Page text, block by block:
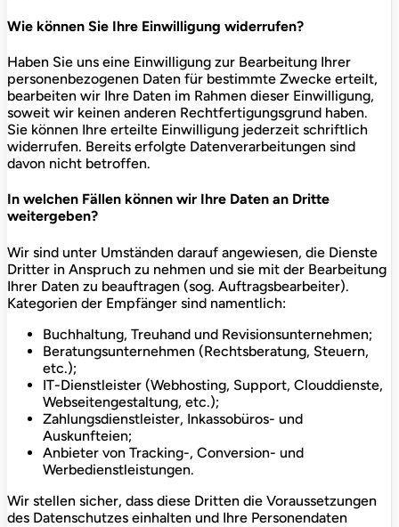
Wie können Sie Ihre Einwilligung widerrufen?
Haben Sie uns eine Einwilligung zur Bearbeitung Ihrer
personenbezogenen Daten für bestimmte Zwecke erteilt,
bearbeiten wir Ihre Daten im Rahmen dieser Einwilligung,
soweit wir keinen anderen Rechtfertigungsgrund haben.
Sie können Ihre erteilte Einwilligung jederzeit schriftlich
widerrufen. Bereits erfolgte Datenverarbeitungen sind
davon nicht betroffen.
In welchen Fällen können wir Ihre Daten an Dritte
weitergeben?
Wir sind unter Umständen darauf angewiesen, die Dienste
Dritter in Anspruch zu nehmen und sie mit der Bearbeitung
Ihrer Daten zu beauftragen (sog. Auftragsbearbeiter).
Kategorien der Empfänger sind namentlich:
Buchhaltung, Treuhand und Revisionsunternehmen;
Beratungsunternehmen (Rechtsberatung, Steuern,
etc.);
IT-Dienstleister (Webhosting, Support, Clouddienste,
Webseitengestaltung, etc.);
Zahlungsdienstleister, Inkassobüros- und
Auskunfteien;
Anbieter von Tracking-, Conversion- und
Werbedienstleistungen.
Wir stellen sicher, dass diese Dritten die Voraussetzungen
des Datenschutzes einhalten und Ihre Personendaten